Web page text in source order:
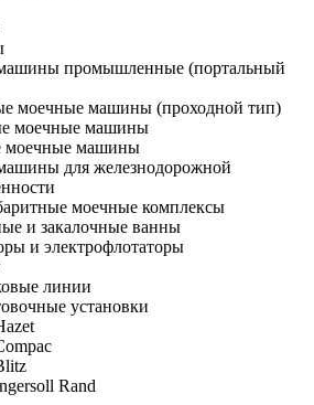
промышленные (портальный
моечные машины (проходной тип)
моечные машины
моечные машины
для железнодорожной
моечные комплексы
и закалочные ванны
и электрофлотаторы
линии
установки
Rand